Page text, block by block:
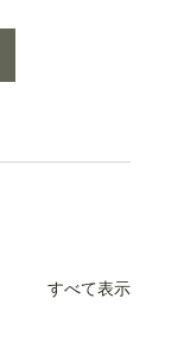
すべて表示